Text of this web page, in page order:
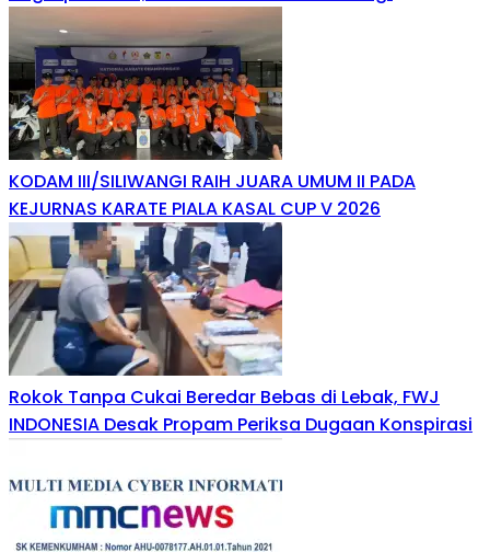
KODAM III/SILIWANGI RAIH JUARA UMUM II PADA
KEJURNAS KARATE PIALA KASAL CUP V 2026
Rokok Tanpa Cukai Beredar Bebas di Lebak, FWJ
INDONESIA Desak Propam Periksa Dugaan Konspirasi